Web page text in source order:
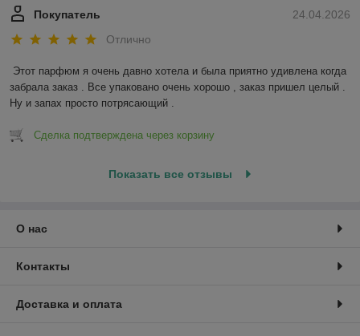
24.04.2026
Покупатель
Отлично
Этот парфюм я очень давно хотела и была приятно удивлена когда
забрала заказ . Все упаковано очень хорошо , заказ пришел целый .
Ну и запах просто потрясающий .
Сделка подтверждена через корзину
Показать все отзывы
О нас
Контакты
Доставка и оплата